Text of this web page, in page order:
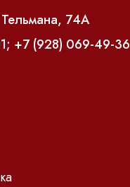
74А
; +7 (928) 069-49-36